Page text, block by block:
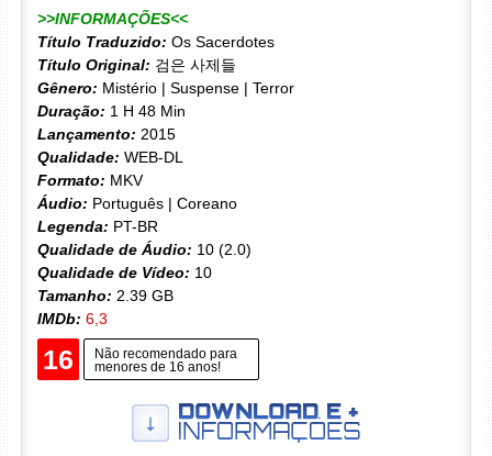
>>INFORMAÇÕES<<
Título Traduzido: Os Sacerdotes
Título Original: 검은 사제들
Gênero: Mistério | Suspense | Terror
Duração: 1 H 48 Min
Lançamento: 2015
Qualidade: WEB-DL
Formato: MKV
Áudio: Português | Coreano
Legenda: PT-BR
Qualidade de Áudio: 10 (2.0)
Qualidade de Vídeo: 10
Tamanho: 2.39 GB
IMDb: 6,3
16
Não recomendado para
menores de 16 anos!